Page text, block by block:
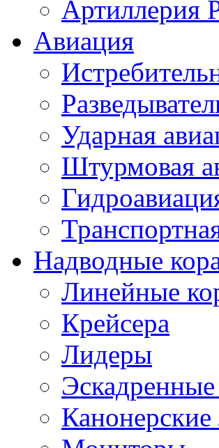
Артиллерия
Авиация
Ударная
Штурмовая
Надводные
Линейные
Крейсера
Лидеры
Канонерские